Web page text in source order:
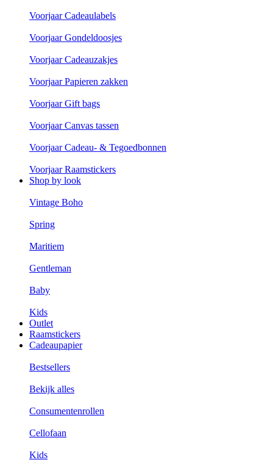
Voorjaar Cadeaulabels
Voorjaar Gondeldoosjes
Voorjaar Cadeauzakjes
Voorjaar Papieren zakken
Voorjaar Gift bags
Voorjaar Canvas tassen
Voorjaar Cadeau- & Tegoedbonnen
Voorjaar Raamstickers
Shop by look
Vintage Boho
Spring
Maritiem
Gentleman
Baby
Kids
Outlet
Raamstickers
Cadeaupapier
Bestsellers
Bekijk alles
Consumentenrollen
Cellofaan
Kids